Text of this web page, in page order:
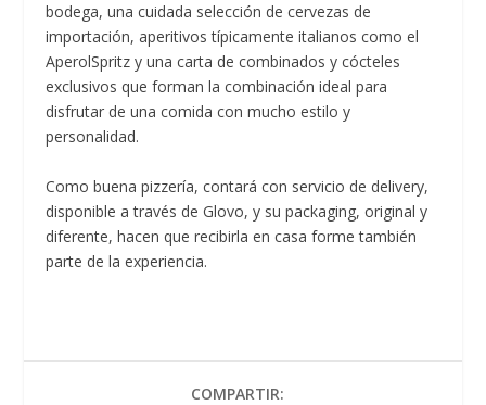
bodega, una cuidada selección de cervezas de
importación, aperitivos típicamente italianos como el
AperolSpritz y una carta de combinados y cócteles
exclusivos que forman la combinación ideal para
disfrutar de una comida con mucho estilo y
personalidad.
Como buena pizzería, contará con servicio de delivery,
disponible a través de Glovo, y su packaging, original y
diferente, hacen que recibirla en casa forme también
parte de la experiencia.
COMPARTIR: